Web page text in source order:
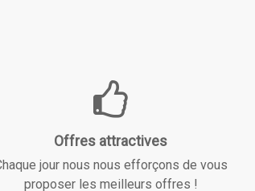
Offres attractives
jour nous nous efforçons de vous
proposer les meilleurs offres !